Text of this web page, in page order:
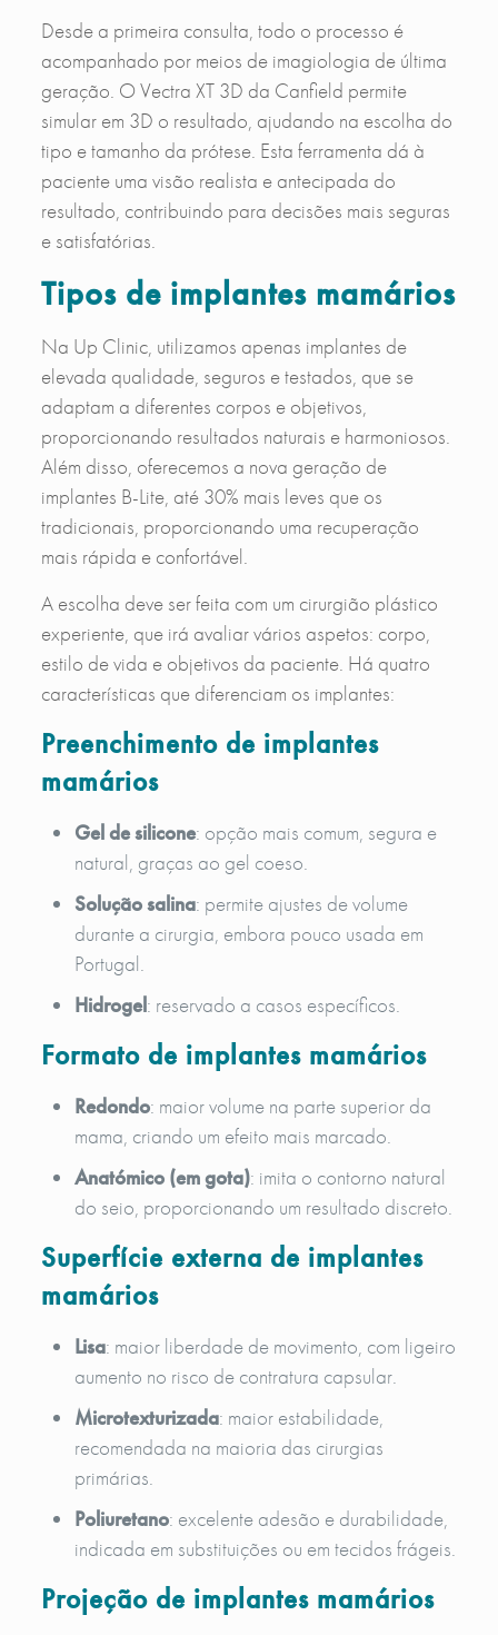
Desde a primeira consulta, todo o processo é
acompanhado por meios de imagiologia de última
geração. O Vectra XT 3D da Canfield permite
simular em 3D o resultado, ajudando na escolha do
tipo e tamanho da prótese. Esta ferramenta dá à
paciente uma visão realista e antecipada do
resultado, contribuindo para decisões mais seguras
e satisfatórias.
Tipos de implantes mamários
Na Up Clinic, utilizamos apenas implantes de
elevada qualidade, seguros e testados, que se
adaptam a diferentes corpos e objetivos,
proporcionando resultados naturais e harmoniosos.
Além disso, oferecemos a nova geração de
implantes B-Lite, até 30% mais leves que os
tradicionais, proporcionando uma recuperação
mais rápida e confortável.
A escolha deve ser feita com um cirurgião plástico
experiente, que irá avaliar vários aspetos: corpo,
estilo de vida e objetivos da paciente. Há quatro
características que diferenciam os implantes:
Preenchimento de implantes
mamários
Gel de silicone: opção mais comum, segura e
natural, graças ao gel coeso.
Solução salina: permite ajustes de volume
durante a cirurgia, embora pouco usada em
Portugal.
Hidrogel: reservado a casos específicos.
Formato de implantes mamários
Redondo: maior volume na parte superior da
mama, criando um efeito mais marcado.
Anatómico (em gota): imita o contorno natural
do seio, proporcionando um resultado discreto.
Superfície externa de implantes
mamários
Lisa: maior liberdade de movimento, com ligeiro
aumento no risco de contratura capsular.
Microtexturizada: maior estabilidade,
recomendada na maioria das cirurgias
primárias.
Poliuretano: excelente adesão e durabilidade,
indicada em substituições ou em tecidos frágeis.
Projeção de implantes mamários